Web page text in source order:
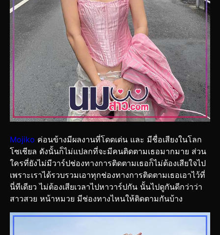
Mojiko ค่อนข้างมีผลงานที่โดดเด่น และ มีชื่อเสียงในโลก
โซเชียล ดังนั้นก็ไม่แปลกที่จะมีคนติดตามเธอมากมาย ส่วน
ใครที่ยังไม่มีวาร์ปช่องทางการติดตามเธอก็ไม่ต้องเสียใจไป
เพราะเราได้รวบรวมเอาทุกช่องทางการติดตามเธอเอาไว้ที่
นี่ทีเดียว ไม่ต้องเสียเวลาไปหาวาร์ปกัน นั้นไปดูกันดีกว่าว่า
สาวสวย หน้าหมวย มีช่องทางไหนให้ติดตามกันบ้าง